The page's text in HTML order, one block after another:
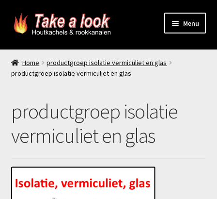
Ga
door
Ga
naar
Menu
Home
Prijsindicatie rookkanaal
Contact
Home
productgroep isolatie vermiculiet en glas
productgroep isolatie vermiculiet en glas
productgroep isolatie
vermiculiet en glas